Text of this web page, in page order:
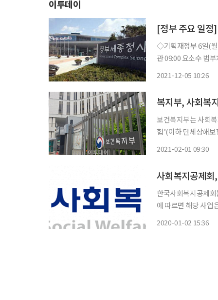
이투데이
[정부 주요 일
◇기획재정부 6일(월) △부총리 08:00 중앙재난안전대책본부회의(서울청사) △기재부 1차
관 09:00 요소수 범부처 합동
2021-12-05 10:26
복지부, 사회복
보건복지부는 사회
험’(이하 단체상해
2021-02-01 09:30
사회복지공제회
한국사회복지공제회
에 따르면 해당 사업
2020-01-02 15:36